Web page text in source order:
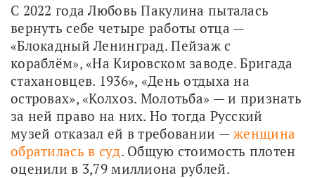
С 2022 года Любовь Пакулина пыталась
вернуть себе четыре работы отца —
«Блокадный Ленинград. Пейзаж с
кораблём», «На Кировском заводе. Бригада
стахановцев. 1936», «День отдыха на
островах», «Колхоз. Молотьба» — и признать
за ней право на них. Но тогда Русский
музей отказал ей в требовании — женщина
обратилась в суд. Общую стоимость плотен
оценили в 3,79 миллиона рублей.